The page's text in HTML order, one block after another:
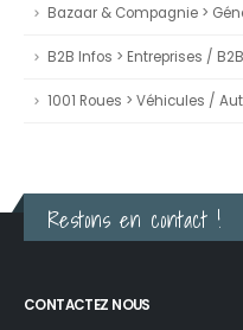
Bazaar & Compagnie >
B2B Infos > Entreprises /
1001 Roues > Véhicules /
Restons en contact !
CONTACTEZ NOUS